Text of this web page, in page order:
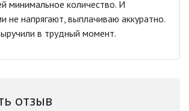
минимальное количество. И
не напрягают, выплачиваю аккуратно.
в трудный момент.
отзыв